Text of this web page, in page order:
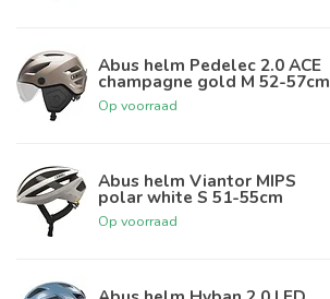
Abus helm Pedelec 2.0 ACE
champagne gold M 52-57cm
Op voorraad
Abus helm Viantor MIPS
polar white S 51-55cm
Op voorraad